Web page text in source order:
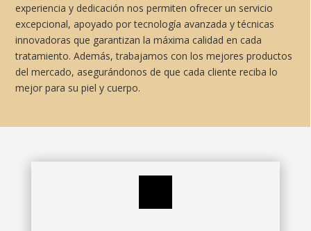
experiencia y dedicación nos permiten ofrecer un servicio
excepcional, apoyado por tecnología avanzada y técnicas
innovadoras que garantizan la máxima calidad en cada
tratamiento. Además, trabajamos con los mejores productos
del mercado, asegurándonos de que cada cliente reciba lo
mejor para su piel y cuerpo.